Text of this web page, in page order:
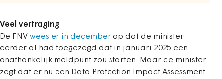
Veel vertraging
De FNV wees er in december op dat de minister
eerder al had toegezegd dat in januari 2025 een
onafhankelijk meldpunt zou starten. Maar de minister
zegt dat er nu een Data Protection Impact Assessment